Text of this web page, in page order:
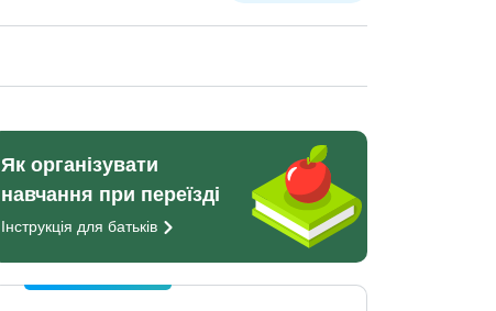
Як організувати
навчання при переїзді
Інструкція для батьків